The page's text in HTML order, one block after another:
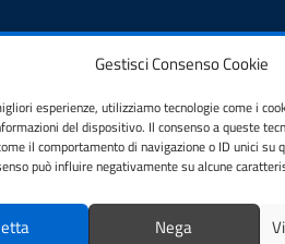
Gestisci Consenso Cookie
esperienze, utilizziamo tecnologie come i
del dispositivo. Il consenso a queste
il comportamento di navigazione o ID unici su
può influire negativamente su alcune
Nega